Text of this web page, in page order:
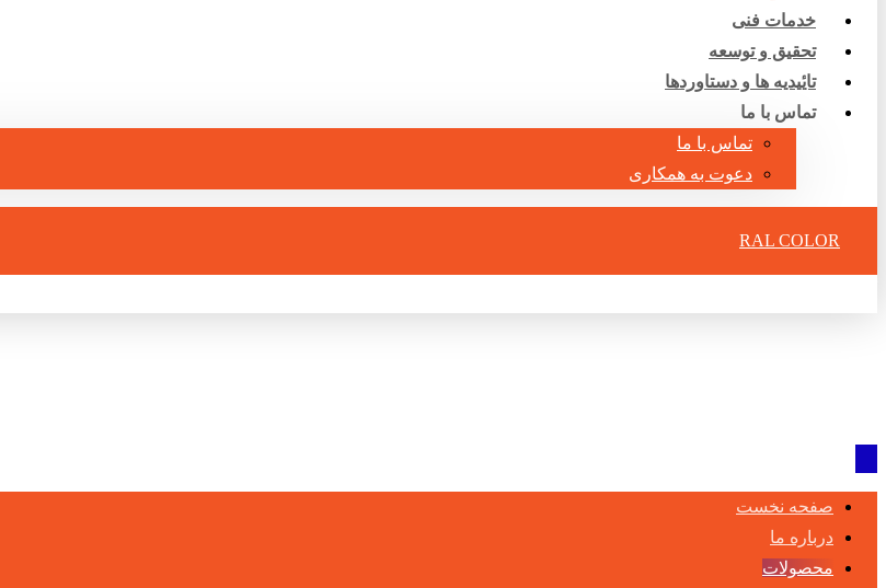
خدمات فنی
تحقیق و توسعه
تایٔیدیه ها و دستاوردها
تماس با ما
تماس با ما
دعوت به همکاری
RAL COLOR
صفحه نخست
درباره ما
محصولات